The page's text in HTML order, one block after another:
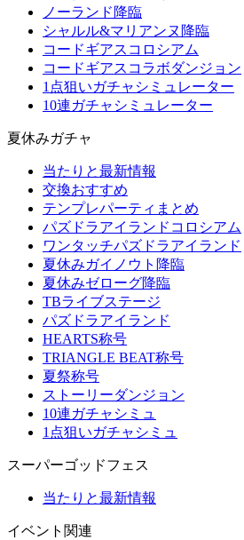
ノーランド降臨
シャルル&マリアンヌ降臨
コードギアスコロシアム
コードギアスコラボダンジョン
1点狙いガチャシミュレーター
10連ガチャシミュレーター
夏休みガチャ
当たりと最新情報
交換おすすめ
テンプレパーティまとめ
パズドラアイランドコロシアム
ワンタッチパズドラアイランド
夏休みガイノウト降臨
夏休みゼローグ降臨
TBライブステージ
パズドラアイランド
HEARTS称号
TRIANGLE BEAT称号
夏祭称号
ストーリーダンジョン
10連ガチャシミュ
1点狙いガチャシミュ
スーパーゴッドフェス
当たりと最新情報
イベント関連